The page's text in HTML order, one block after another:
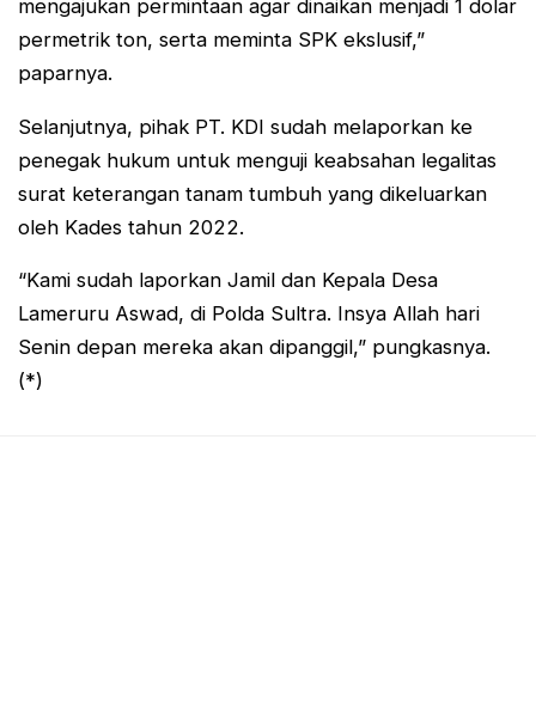
mengajukan permintaan agar dinaikan menjadi 1 dolar
permetrik ton, serta meminta SPK ekslusif,”
paparnya.
Selanjutnya, pihak PT. KDI sudah melaporkan ke
penegak hukum untuk menguji keabsahan legalitas
surat keterangan tanam tumbuh yang dikeluarkan
oleh Kades tahun 2022.
“Kami sudah laporkan Jamil dan Kepala Desa
Lameruru Aswad, di Polda Sultra. Insya Allah hari
Senin depan mereka akan dipanggil,” pungkasnya.
(*)